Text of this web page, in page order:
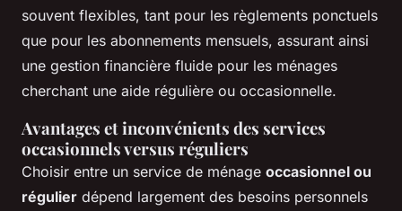
souvent flexibles, tant pour les règlements ponctuels
que pour les abonnements mensuels, assurant ainsi
une gestion financière fluide pour les ménages
cherchant une aide régulière ou occasionnelle.
Avantages et inconvénients des services
occasionnels versus réguliers
Choisir entre un service de ménage occasionnel ou
régulier dépend largement des besoins personnels